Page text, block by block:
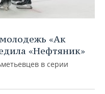
«Ак
«Нефтяник»
в серии